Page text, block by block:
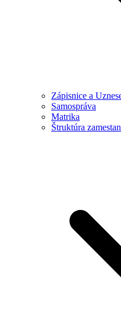
Zápisnice a
Samospráva
Matrika
Štruktúra